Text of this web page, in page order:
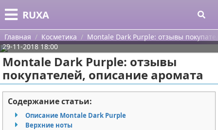
RUXA
Меню
Главная
Категории
Уход за кожей
Одежда
Шоппинг
Поиск
О проекте
Контакты
Главная Косметика
Montale Dark Purple: отзывы
29-11-2018 18:00
Montale Dark Purple: отзывы
покупателей, описание аромата
Содержание статьи:
Описание Montale Dark Purple
Верхние ноты